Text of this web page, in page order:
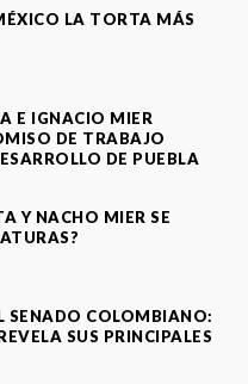
LA TORTA MÁS
E IGNACIO MIER
DE TRABAJO
DE PUEBLA
Y NACHO MIER SE
SENADO COLOMBIANO:
SUS PRINCIPALES